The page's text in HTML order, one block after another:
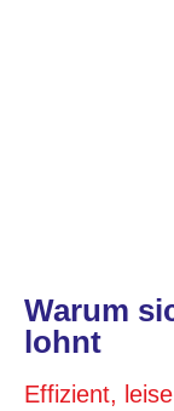
Warum
lohnt
Effizient,